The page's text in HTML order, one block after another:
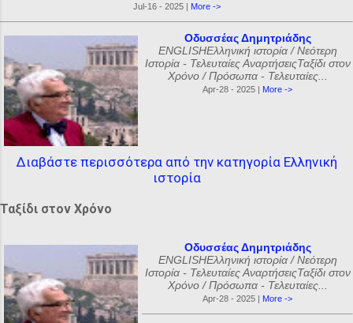
Jul-16 - 2025 | More ->
Οδυσσέας Δημητριάδης
ENGLISHΕλληνική ιστορία / Νεότερη
Ιστορία - Τελευταίες ΑναρτήσειςΤαξίδι στον
Χρόνο / Πρόσωπα - Τελευταίες...
Apr-28 - 2025 | More ->
Διαβάστε περισσότερα από την κατηγορία Ελληνική
ιστορία
Ταξίδι στον Χρόνο
Οδυσσέας Δημητριάδης
ENGLISHΕλληνική ιστορία / Νεότερη
Ιστορία - Τελευταίες ΑναρτήσειςΤαξίδι στον
Χρόνο / Πρόσωπα - Τελευταίες...
Apr-28 - 2025 | More ->